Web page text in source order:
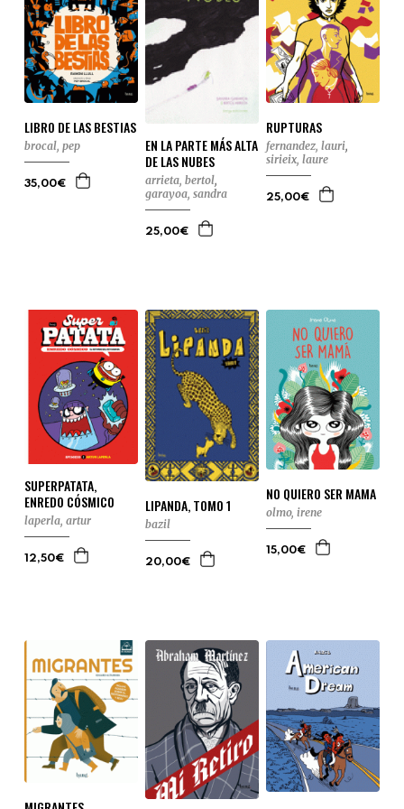
LIBRO DE LAS BESTIAS
brocal, pep
35,00€
EN LA PARTE MÁS ALTA
DE LAS NUBES
arrieta, bertol,
garayoa, sandra
25,00€
RUPTURAS
fernandez, lauri,
sirieix, laure
25,00€
SUPERPATATA,
ENREDO CÓSMICO
laperla, artur
12,50€
LIPANDA, TOMO 1
bazil
20,00€
NO QUIERO SER MAMA
olmo, irene
15,00€